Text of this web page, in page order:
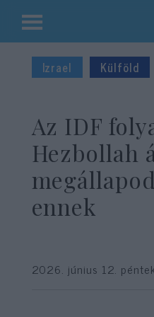
Kilépés
tartalomba
Izrael Külföld
Az IDF
Hezbollah
ennek
2026. június 12.